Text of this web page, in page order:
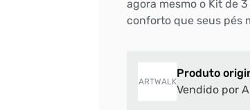
agora mesmo o Kit de
conforto que seus pés
ARTWALK
Produto
Vendido por